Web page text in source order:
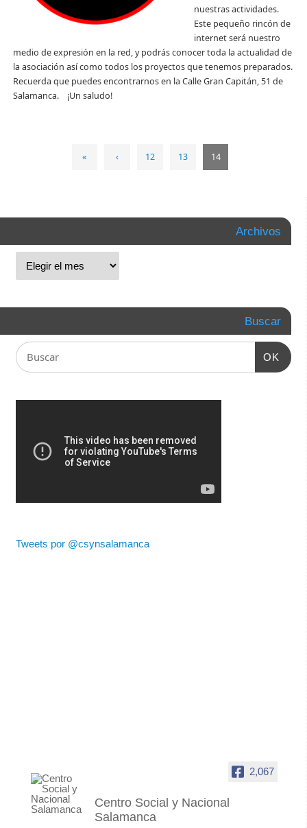
nuestras actividades.
Este pequeño rincón de
internet será nuestro
medio de expresión en la red, y podrás conocer toda la actualidad de
la asociación así como todos los proyectos que tenemos preparados.
Recuerda que puedes encontrarnos en la Calle Gran Capitán, 51 de
Salamanca. ¡Un saludo!
« ‹ 12 13 14
Archivos
Buscar
OK
Tweets por @csynsalamanca
2,067
Centro Social y Nacional
Salamanca